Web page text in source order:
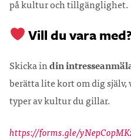
på kultur och tillgänglighet.
Vill du vara
Skicka indin
berätta lite kort om dig
typer av kultur du gillar.
https://forms.gle/